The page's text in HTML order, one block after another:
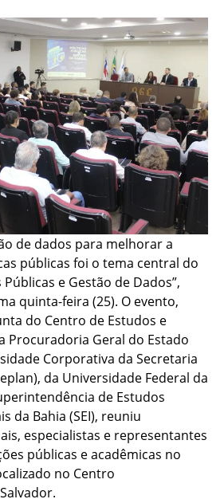
de dados para melhorar a
públicas foi o tema central do
e Gestão de Dados”,
quinta-feira (25). O evento,
do Centro de Estudos e
Procuradoria Geral do Estado
Corporativa da Secretaria
da Universidade Federal da
de Estudos
da Bahia (SEI), reuniu
especialistas e representantes
públicas e acadêmicas no
no Centro